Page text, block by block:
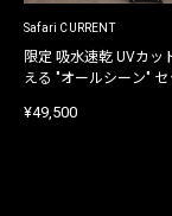
Safari CURRENT
限定 吸水速乾 UVカッ
える "オールシーン" セ
¥49,500